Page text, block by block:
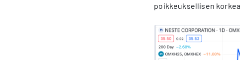
poikkeuksellisen